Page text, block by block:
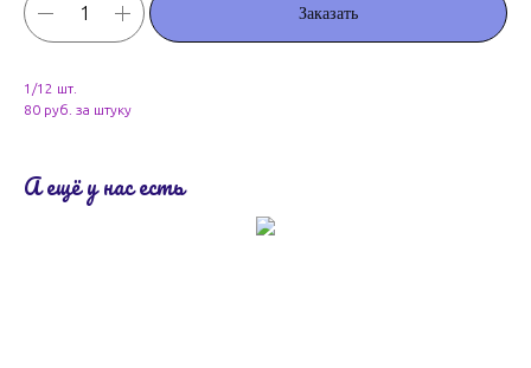
Заказать
1/12 шт.
80 руб. за штуку
А ещё у нас есть